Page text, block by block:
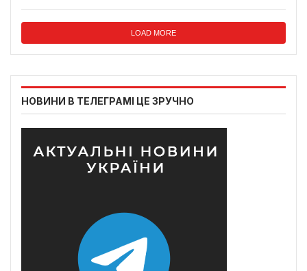
LOAD MORE
НОВИНИ В ТЕЛЕГРАМІ ЦЕ ЗРУЧНО